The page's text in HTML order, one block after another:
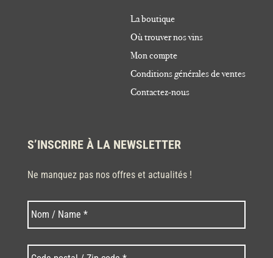
La boutique
Où trouver nos vins
Mon compte
Conditions générales de ventes
Contactez-nous
S’INSCRIRE À LA NEWSLETTER
Ne manquez pas nos offres et actualités !
Nom * Nom